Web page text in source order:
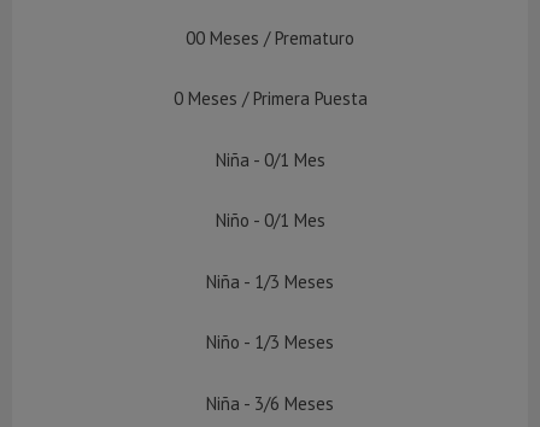
00 Meses / Prematuro
0 Meses / Primera Puesta
Niña - 0/1 Mes
Niño - 0/1 Mes
Niña - 1/3 Meses
Niño - 1/3 Meses
Niña - 3/6 Meses